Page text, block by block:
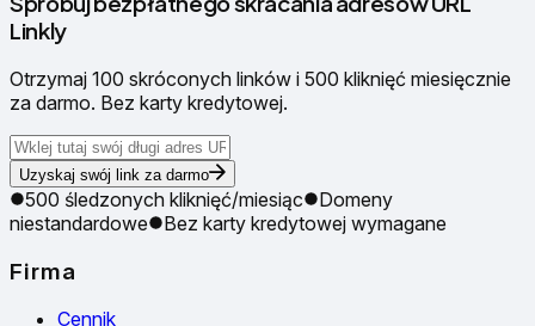
Linkly
Otrzymaj 100 skróconych linków i 500 kliknięć miesięcznie
za darmo. Bez karty kredytowej.
Uzyskaj swój link za darmo
500 śledzonych kliknięć/miesiąc
Domeny
niestandardowe
Bez karty kredytowej wymagane
Firma
Cennik